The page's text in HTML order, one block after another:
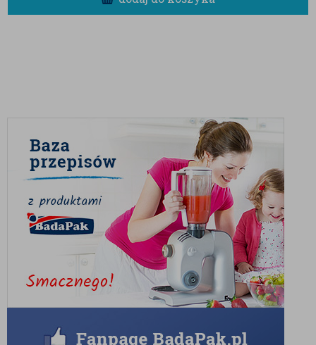
, aby nadać im egzotycznego
charakteru. Świetnie komponuje się również jako
składnik deserów, sałatek owocowych czy jogurtów
naturalnych. Dla fanów nieoczywistych smaków,
jackfruit może być ciekawym dodatkiem do dań typu
curry, gdzie po namoczeniu odda swoją słodycz
pikantnym przyprawom.
W BadaPak stawiamy na produkty o prostym składzie.
Nasz chlebowiec suszony XXL to w 99% czysty owoc,
bez zbędnych konserwantów. Dzięki starannemu